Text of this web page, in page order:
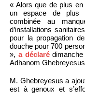
« Alors que de plus
un espace de plus
combinée au
d’installations
pour la propagation
douche pour 700
», a déclarédimanche
Adhanom
M. Ghebreyesus a
est à genoux et